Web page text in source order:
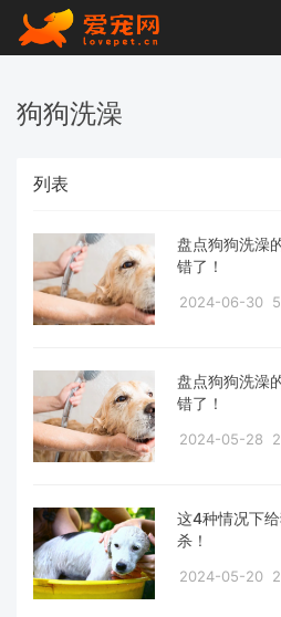
狗狗洗澡
列表
盘点狗狗洗澡
错了！
2024-06-30
盘点狗狗洗澡
错了！
2024-05-28
这4种情况下
杀！
2024-05-20